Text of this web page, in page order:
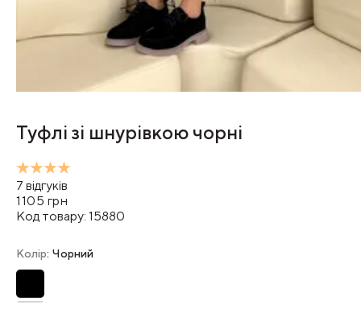
Туфлі зі шнурівкою чорні
7 відгуків
1105 грн
Код товару: 15880
Колір: Чорний